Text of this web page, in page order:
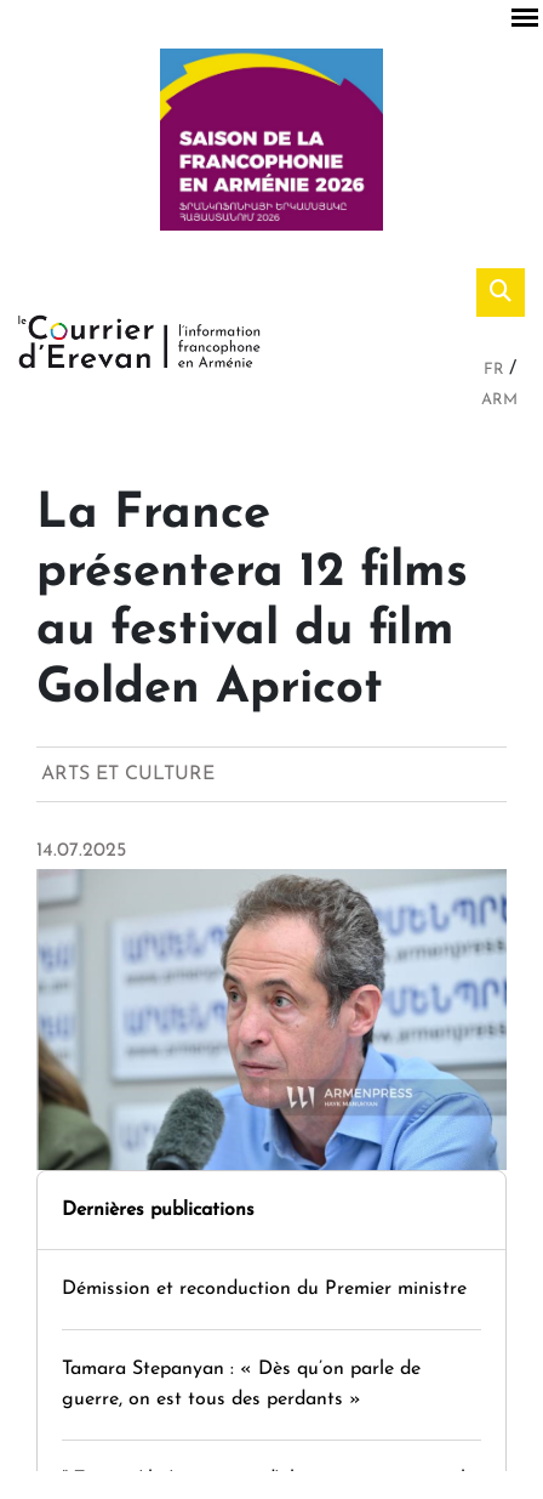
FR
ARM
La France
présentera 12 films
au festival du film
Golden Apricot
ARTS ET CULTURE
14.07.2025
Dernières publications
Démission et reconduction du Premier ministre
Tamara Stepanyan : « Dès qu’on parle de
guerre, on est tous des perdants »